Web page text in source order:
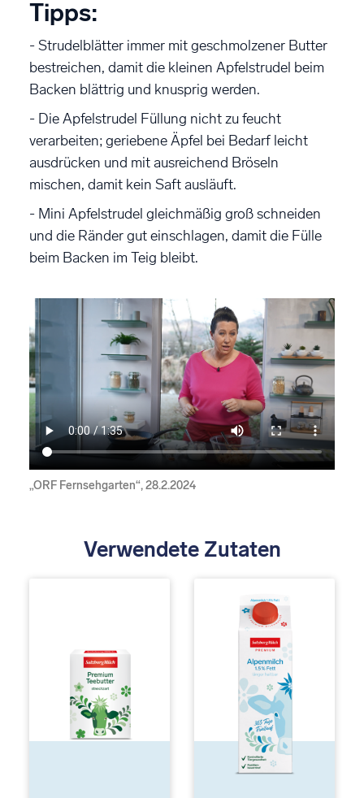
Tipps:
- Strudelblätter immer mit geschmolzener Butter
bestreichen, damit die kleinen Apfelstrudel beim
Backen blättrig und knusprig werden.
- Die Apfelstrudel Füllung nicht zu feucht
verarbeiten; geriebene Äpfel bei Bedarf leicht
ausdrücken und mit ausreichend Bröseln
mischen, damit kein Saft ausläuft.
- Mini Apfelstrudel gleichmäßig groß schneiden
und die Ränder gut einschlagen, damit die Fülle
beim Backen im Teig bleibt.
„ORF Fernsehgarten“, 28.2.2024
Verwendete Zutaten